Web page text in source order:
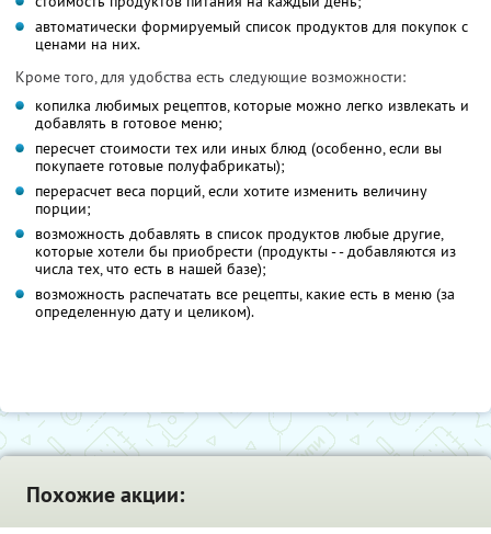
автоматически формируемый список продуктов для покупок с
ценами на них.
Кроме того, для удобства есть следующие возможности:
копилка любимых рецептов, которые можно легко извлекать и
добавлять в готовое меню;
пересчет стоимости тех или иных блюд (особенно, если вы
покупаете готовые полуфабрикаты);
перерасчет веса порций, если хотите изменить величину
порции;
возможность добавлять в список продуктов любые другие,
которые хотели бы приобрести (продукты - - добавляются из
числа тех, что есть в нашей базе);
возможность распечатать все рецепты, какие есть в меню (за
определенную дату и целиком).
Похожие акции: